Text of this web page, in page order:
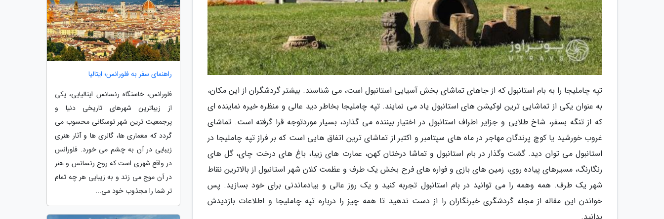
تپه چاملیجا را به بام استانبول که از جاهای تماشای بخش آسیایی استانبول است، می شناسند. بیشتر گردشگران از این مکان،
به عنوان یکی از تماشایی ترین لوکیشن های استانبول یاد می نمایند. تپه چاملیجا بخاطر دید عالی و منظره خیره نماینده ای
که از تنگه بسفر، شاخ طلایی و جزایر اطراف استانبول در اختیار بیننده می گذارد، بسیار موردتوجه قرا گرفته است. تماشای
غروب خورشید یا کوچ پرندگان مهاجر در ماه های سپتامبر و اکتبر از تماشای ترین اتفاق هایی است که بر فراز تپه چاملیجا در
استانبول می توان دید. گشت وگذار در بام استانبول و تماشا درختان کهن، عمارت های زیبا، باغ های درخت چای، گل های
رنگارنگ، مسیرهای پیاده روی، زمین های بازی و فواره های فرح بخش یک طرف و عظمت کلان شهر استانبول از بالاترین نقاط
شهر یک طرف. همه وهمه را می توانید در بام استانبول تجربه کنید و یک روز عالی و بیادماندنی برای خود بسازید. پس
خواندن این مقاله از مجله گردشگری خبرنگاران را از دست ندهید تا همه چیز را درباره تپه چاملیجا و اطلاعات بازدیدش
راهنمای سفر به فلورانس؛ ایتالیا
فلورانس، خاستگاه رنسانس ایتالیایی، یکی
از زیباترین شهرهای تاریخی دنیا و
پرجمعیت ترین شهر توسکانی محسوب می
گردد که معماری ها، گالری ها و آثار هنری
زیبایی در آن به چشم می خورد. فلورانس
در واقع شهری است که روح رنسانس و هنر
در آن موج می زند و به زیبایی هر چه تمام
تر شما را مجذوب خود می...